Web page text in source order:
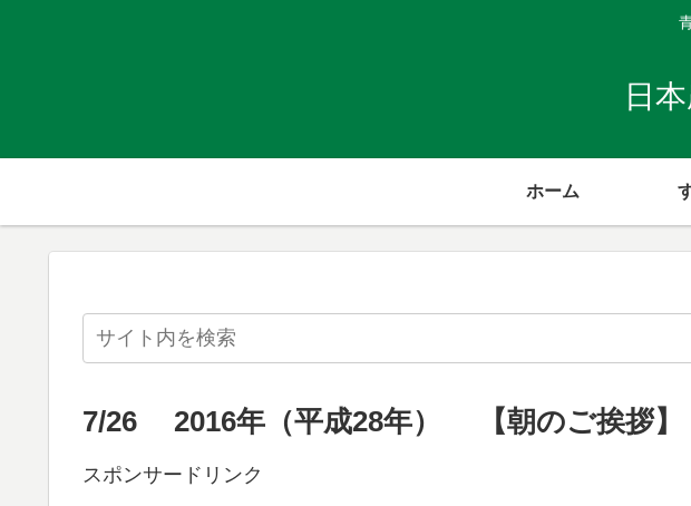
日
ホーム
7/26 2016年（平成28年） 【朝のご挨拶】
スポンサードリンク